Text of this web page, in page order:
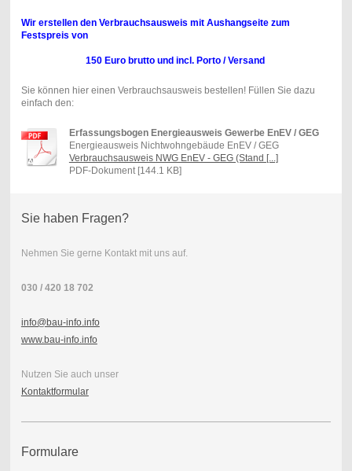
Wir erstellen den Verbrauchsausweis mit Aushangseite zum
Festspreis von
150 Euro brutto und incl. Porto / Versand
Sie können hier einen Verbrauchsausweis bestellen! Füllen Sie dazu
einfach den:
Erfassungsbogen Energieausweis Gewerbe EnEV / GEG
Energieausweis Nichtwohngebäude EnEV / GEG
Verbrauchsausweis NWG EnEV - GEG (Stand [...]
PDF-Dokument [144.1 KB]
Sie haben Fragen?
Nehmen Sie gerne Kontakt mit uns auf.
030 / 420 18 702
info@bau-info.info
www.bau-info.info
Nutzen Sie auch unser
Kontaktformular
Formulare